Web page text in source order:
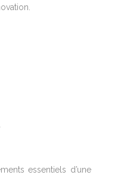
essentiels d’une